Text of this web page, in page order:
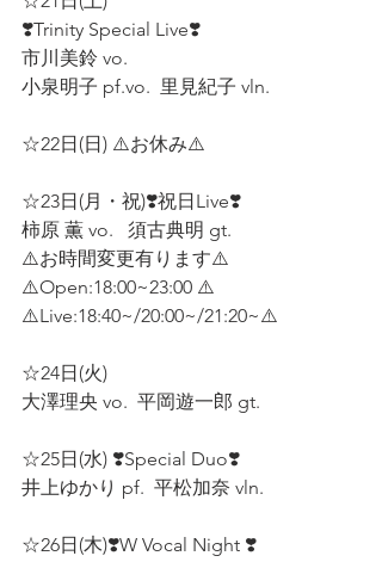
❣️Trinity Special Live❣️
市川美鈴 vo.
小泉明子 pf.vo.  里見紀子 vln.
☆22日(日) ⚠️お休み⚠️
☆23日(月・祝)❣️祝日Live❣️
柿原 薫 vo.   須古典明 gt.
⚠️お時間変更有ります⚠️
⚠️Open:18:00~23:00 ⚠️
⚠️Live:18:40~/20:00~/21:20~⚠️
☆24日(火)
大澤理央 vo.  平岡遊一郎 gt.
☆25日(水) ❣️Special Duo❣️
井上ゆかり pf.  平松加奈 vln.
☆26日(木)❣️W Vocal Night ❣️